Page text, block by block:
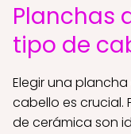
Planchas
tipo de
Elegir una
cabello es crucial.
de cerámica son